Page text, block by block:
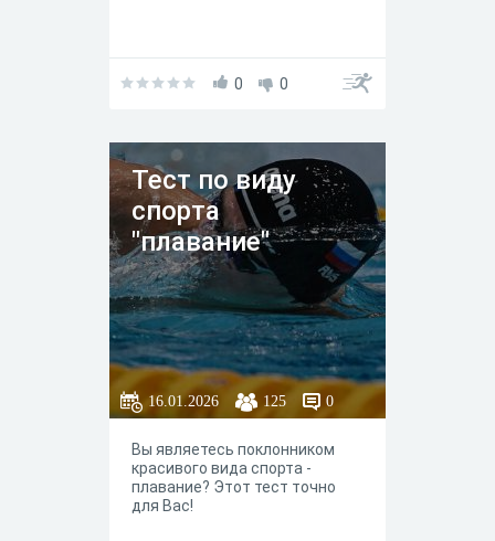
0 0
Тест по виду
спорта
"плавание"
16.01.2026 125 0
Вы являетесь поклонником
красивого вида спорта -
плавание? Этот тест точно
для Вас!